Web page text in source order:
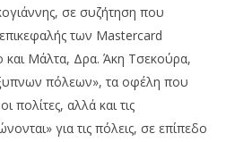
σε συζήτηση που
των Mastercard
Μάλτα, Δρα. Άκη Τσεκούρα,
πόλεων», τα οφέλη που
αλλά και τις
για τις πόλεις, σε επίπεδο